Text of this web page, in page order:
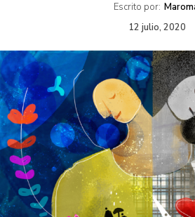
Escrito por:
12 julio, 2020